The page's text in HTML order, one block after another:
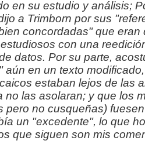
en su estudio y análisis;
a Trimborn por sus
concordadas" que eran
con una
datos. Por su parte,
aún en un texto
estaban lejos de las
no las asolaran; y que los
pero no cusqueñas)
un "excedente", lo que
que siguen son mis